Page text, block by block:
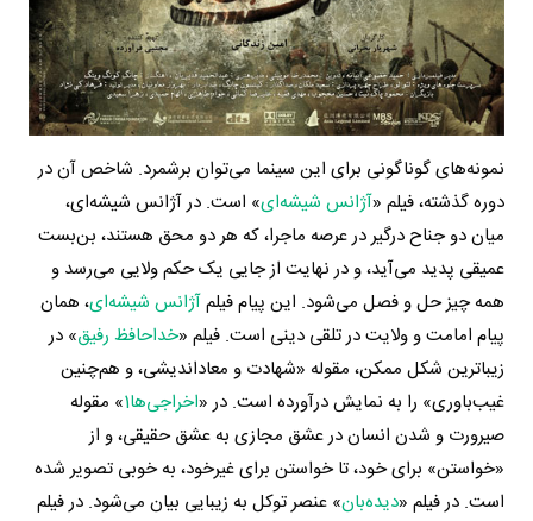
نمونه‌های گوناگونی برای این سینما می‌توان برشمرد. شاخص آن در
دوره‌ گذشته، فیلم «آژانس شیشه‌ای» است. در آژانس شیشه‌ای،
میان دو جناح درگیر در عرصه ماجرا، که هر دو محق هستند، بن‌بست
عمیقی پدید می‌آید، و در نهایت از جایی یک حکم ولایی می‌رسد و
همه چیز حل و فصل می‌شود. این پیام فیلمآژانس شیشه‌ای، همان
پیام امامت و ولایت در تلقی دینی است. فیلم «خداحافظ رفیق» در
زیباترین شکل ممکن، مقوله «شهادت و معاداندیشی، و هم‌چنین
غیب‌باوری» را به نمایش درآورده است. در «اخراجی‌ها1 » مقوله
صیرورت و شدن انسان در عشق مجازی به عشق حقیقی، و از
«خواستن» برای خود، تا خواستن برای غیرخود، به خوبی تصویر شده
است. در فیلم «دیده‌بان» عنصر توکل به زیبایی بیان می‌شود. در فیلم